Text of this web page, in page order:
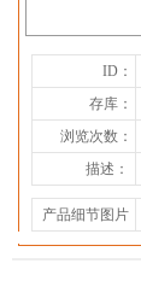
ID：
存库：
浏览次数：
描述：
产品细节图片